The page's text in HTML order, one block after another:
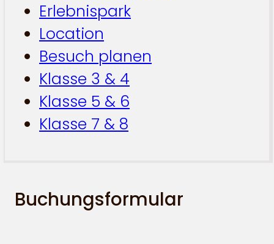
Erlebnispark
Location
Besuch planen
Klasse 3 & 4
Klasse 5 & 6
Klasse 7 & 8
Buchungsformular